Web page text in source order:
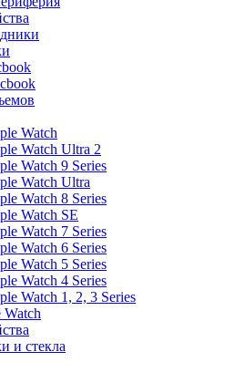
Watch
Watch Ultra 2
Watch 9 Series
Watch Ultra
Watch 8 Series
Watch SE
Watch 7 Series
Watch 6 Series
Watch 5 Series
Watch 4 Series
Watch 1, 2, 3 Series
и стекла